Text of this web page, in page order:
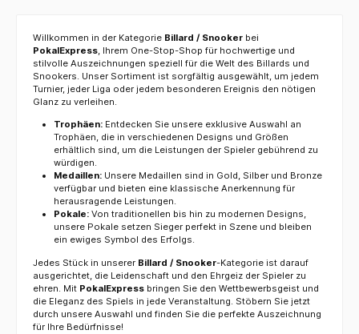
Willkommen in der Kategorie Billard / Snooker bei
PokalExpress , Ihrem One-Stop-Shop für hochwertige und
stilvolle Auszeichnungen speziell für die Welt des Billards und
Snookers. Unser Sortiment ist sorgfältig ausgewählt, um jedem
Turnier, jeder Liga oder jedem besonderen Ereignis den nötigen
Glanz zu verleihen.
Trophäen:Entdecken Sie unsere exklusive Auswahl an
Trophäen, die in verschiedenen Designs und Größen
erhältlich sind, um die Leistungen der Spieler gebührend zu
würdigen.
Medaillen:Unsere Medaillen sind in Gold, Silber und Bronze
verfügbar und bieten eine klassische Anerkennung für
herausragende Leistungen.
Pokale:Von traditionellen bis hin zu modernen Designs,
unsere Pokale setzen Sieger perfekt in Szene und bleiben
ein ewiges Symbol des Erfolgs.
Jedes Stück in unserer Billard / Snooker-Kategorie ist darauf
ausgerichtet, die Leidenschaft und den Ehrgeiz der Spieler zu
ehren. Mit PokalExpress bringen Sie den Wettbewerbsgeist und
die Eleganz des Spiels in jede Veranstaltung. Stöbern Sie jetzt
durch unsere Auswahl und finden Sie die perfekte Auszeichnung
für Ihre Bedürfnisse!